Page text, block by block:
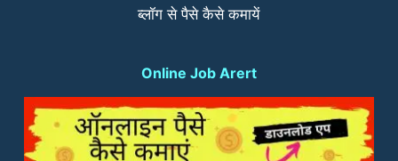
ब्लॉग से पैसे कैसे कमायें
Online Job Arert